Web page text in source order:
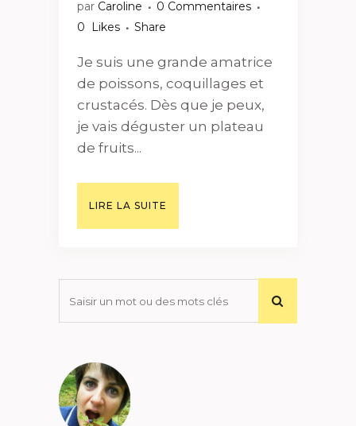
par Caroline
0 Commentaires
0
Likes Share
Je suis une grande amatrice
de poissons, coquillages et
crustacés. Dès que je peux,
je vais déguster un plateau
de fruits...
LIRE LA SUITE